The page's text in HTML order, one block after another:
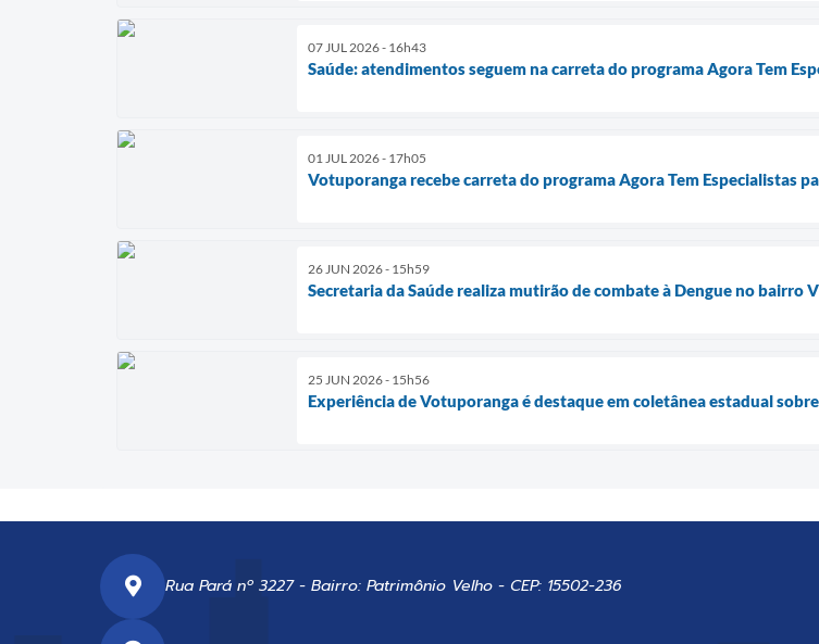
07 JUL 2026 - 16h43
Saúde: atendimentos seguem na carreta do programa Agora Tem
01 JUL 2026 - 17h05
Votuporanga recebe carreta do programa Agora Tem Especialistas
26 JUN 2026 - 15h59
Secretaria da Saúde realiza mutirão de combate à Dengue no bairro
25 JUN 2026 - 15h56
Experiência de Votuporanga é destaque em coletânea estadual
Rua Pará nº 3227 - Bairro: Patrimônio Velho - CEP: 15502-236